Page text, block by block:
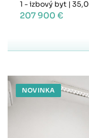
1 - izbový byt |
207 900 €
NOVINKA